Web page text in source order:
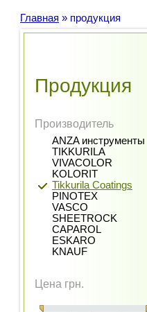
Главная » продукция
Продукция
Производитель
ANZA инструменты
TIKKURILA
VIVACOLOR
KOLORIT
Tikkurila Coatings
PINOTEX
VASCO
SHEETROCK
CAPAROL
ESKARO
KNAUF
Цена грн.